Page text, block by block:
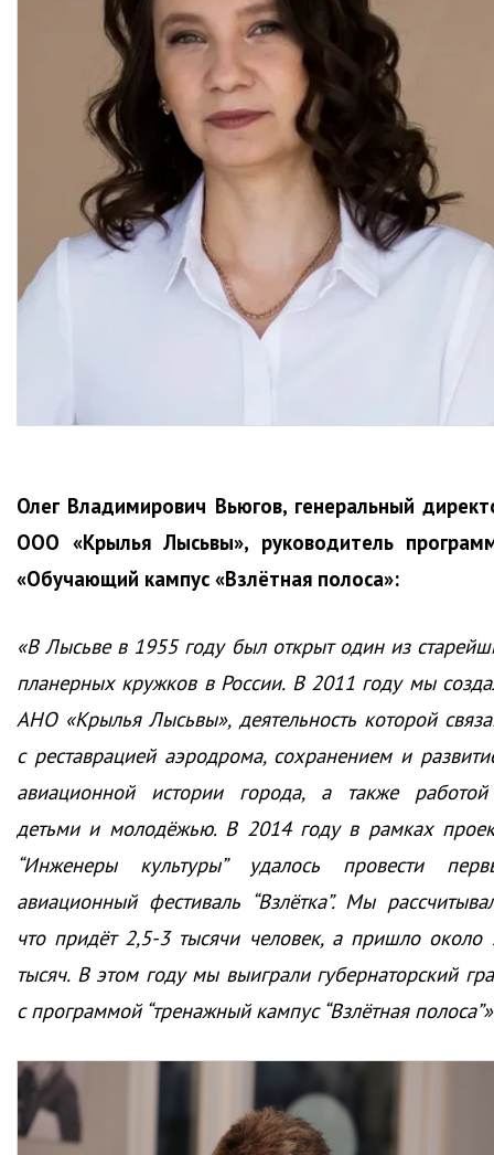
Олег Владимирович Вьюгов, генеральный
ООО «Крылья Лысьвы», руководитель
«Обучающий кампус «Взлётная полоса»:
«В Лысьве в 1955 году был открыт один из
планерных кружков в России. В 2011 году мы
АНО «Крылья Лысьвы», деятельность которой
с реставрацией аэродрома, сохранением и
авиационной истории города, а также
детьми и молодёжью. В 2014 году в рамках
“Инженеры культуры” удалось провести
авиационный фестиваль “Взлётка”. Мы
что придёт 2,5-3 тысячи человек, а пришло около
тысяч. В этом году мы выиграли губернаторский
с программой “тренажный кампус “Взлётная